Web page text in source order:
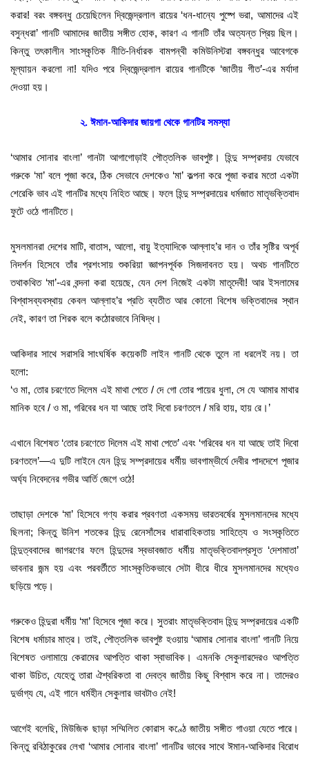
করার! বরং বঙ্গবন্ধু চেয়েছিলেন দ্বিজেন্দ্রলাল রায়ের ‘ধন-ধান্যে পুষ্পে ভরা, আমাদের এই
বসুন্ধরা’ গানটি আমাদের জাতীয় সঙ্গীত হোক, কারণ এ গানটি তাঁর অত্যন্ত প্রিয় ছিল।
কিন্তু তৎকালীন সাংস্কৃতিক নীতি-নির্ধারক বামপন্থী কমিউনিস্টরা বঙ্গবন্ধুর আবেগকে
মূল্যায়ন করলো না! যদিও পরে দ্বিজেন্দ্রলাল রায়ের গানটিকে ‘জাতীয় গীত’-এর মর্যাদা
দেওয়া হয়।
২. ঈমান-আকিদার জায়গা থেকে গানটির সমস্যা
‘আমার সোনার বাংলা’ গানটা আগাগোড়াই পৌত্তলিক ভাবপুষ্ট। হিন্দু সম্প্রদায় যেভাবে
গরুকে ‘মা’ বলে পূজা করে, ঠিক সেভাবে দেশকেও ‘মা’ কল্পনা করে পূজা করার মতো একটা
শেরেকি ভাব এই গানটির মধ্যে নিহিত আছে। ফলে হিন্দু সম্প্রদায়ের ধর্মজাত মাতৃভক্তিবাদ
ফুটে ওঠে গানটিতে।
মুসলমানরা দেশের মাটি, বাতাস, আলো, বায়ু ইত্যাদিকে আল্লাহ’র দান ও তাঁর সৃষ্টির অপূর্ব
নিদর্শন হিসেবে তাঁর প্রশংসায় শুকরিয়া জ্ঞাপনপূর্বক সিজদাবনত হয়। অথচ গানটিতে
তথাকথিত ‘মা’-এর বন্দনা করা হয়েছে, যেন দেশ নিজেই একটা মাতৃদেবী! আর ইসলামের
বিশ্বাসব্যবস্থায় কেবল আল্লাহ’র প্রতি ব্যতীত আর কোনো বিশেষ ভক্তিবাদের স্থান
নেই, কারণ তা শিরক বলে কঠোরভাবে নিষিদ্ধ।
আকিদার সাথে সরাসরি সাংঘর্ষিক কয়েকটি লাইন গানটি থেকে তুলে না ধরলেই নয়। তা
হলো:
‘ও মা, তোর চরণেতে দিলেম এই মাথা পেতে / দে গো তোর পায়ের ধুলা, সে যে আমার মাথার
মানিক হবে / ও মা, গরিবের ধন যা আছে তাই দিবো চরণতলে / মরি হায়, হায় রে।’
এখানে বিশেষত ‘তোর চরণেতে দিলেম এই মাথা পেতে’ এবং ‘গরিবের ধন যা আছে তাই দিবো
চরণতলে’—এ দুটি লাইনে যেন হিন্দু সম্প্রদায়ের ধর্মীয় ভাবগাম্ভীর্যে দেবীর পাদদেশে পূজার
অর্ঘ্য নিবেদনের গভীর আর্তি জেগে ওঠে!
তাছাড়া দেশকে ‘মা’ হিসেবে গণ্য করার প্রবণতা একসময় ভারতবর্ষের মুসলমানদের মধ্যে
ছিলনা; কিন্তু উনিশ শতকের হিন্দু রেনেসাঁসের ধারাবাহিকতায় সাহিত্যে ও সংস্কৃতিতে
হিন্দুত্ববাদের জাগরণের ফলে হিন্দুদের স্বভাবজাত ধর্মীয় মাতৃভক্তিবাদপ্রসূত ‘দেশমাতা’
ভাবনার জন্ম হয় এবং পরবর্তীতে সাংস্কৃতিকভাবে সেটা ধীরে ধীরে মুসলমানদের মধ্যেও
ছড়িয়ে পড়ে।
গরুকেও হিন্দুরা ধর্মীয় ‘মা’ হিসেবে পূজা করে। সুতরাং মাতৃভক্তিবাদ হিন্দু সম্প্রদায়ের একটি
বিশেষ ধর্মাচার মাত্র। তাই, পৌত্তলিক ভাবপুষ্ট হওয়ায় ‘আমার সোনার বাংলা’ গানটি নিয়ে
বিশেষত ওলামায়ে কেরামের আপত্তি থাকা স্বাভাবিক। এমনকি সেকুলারদেরও আপত্তি
থাকা উচিত, যেহেতু তারা ঐশ্বরিকতা বা দেবত্ব জাতীয় কিছু বিশ্বাস করে না। তাদেরও
দুর্ভাগ্য যে, এই গানে ধর্মহীন সেকুলার ভাবটাও নেই!
আগেই বলেছি, মিউজিক ছাড়া সম্মিলিত কোরাস কণ্ঠে জাতীয় সঙ্গীত গাওয়া যেতে পারে।
কিন্তু রবিঠাকুরের লেখা ‘আমার সোনার বাংলা’ গানটির ভাবের সাথে ঈমান-আকিদার বিরোধ